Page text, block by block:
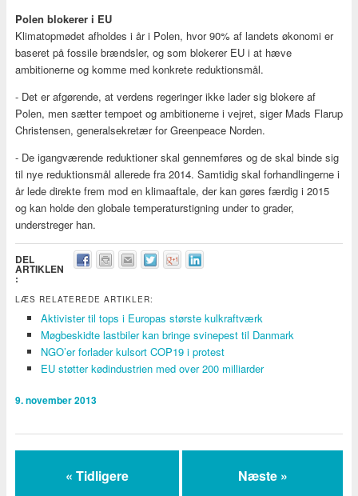
Polen blokerer i EU
Klimatopmødet afholdes i år i Polen, hvor 90% af landets økonomi er
baseret på fossile brændsler, og som blokerer EU i at hæve
ambitionerne og komme med konkrete reduktionsmål.
- Det er afgørende, at verdens regeringer ikke lader sig blokere af
Polen, men sætter tempoet og ambitionerne i vejret, siger Mads Flarup
Christensen, generalsekretær for Greenpeace Norden.
- De igangværende reduktioner skal gennemføres og de skal binde sig
til nye reduktionsmål allerede fra 2014. Samtidig skal forhandlingerne i
år lede direkte frem mod en klimaaftale, der kan gøres færdig i 2015
og kan holde den globale temperaturstigning under to grader,
understreger han.
DEL
ARTIKLEN
:
LÆS RELATEREDE ARTIKLER:
Aktivister til tops i Europas største kulkraftværk
Møgbeskidte lastbiler kan bringe svinepest til Danmark
NGO’er forlader kulsort COP19 i protest
EU støtter kødindustrien med over 200 milliarder
9. november 2013
« Tidligere Næste »